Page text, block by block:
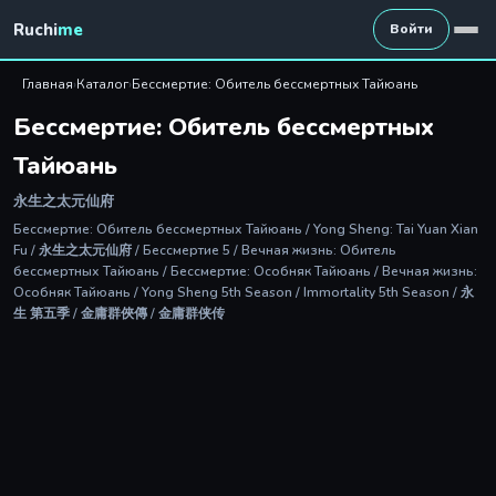
Ruchime Войти
Главная›Каталог›Бессмертие: Обитель бессмертных Тайюань
Бессмертие: Обитель бессмертных
Тайюань
永生之太元仙府
Бессмертие: Обитель бессмертных Тайюань / Yong Sheng: Tai Yuan Xian
Fu / 永生之太元仙府 / Бессмертие 5 / Вечная жизнь: Обитель
бессмертных Тайюань / Бессмертие: Особняк Тайюань / Вечная жизнь:
Особняк Тайюань / Yong Sheng 5th Season / Immortality 5th Season / 永
生 第五季 / 金庸群俠傳 / 金庸群侠传